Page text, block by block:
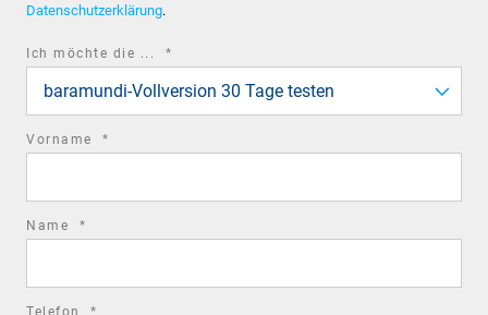
Datenschutzerklärung.
Ich möchte die ... *
baramundi-Vollversion 30 Tage testen
Vorname *
Name *
Telefon *